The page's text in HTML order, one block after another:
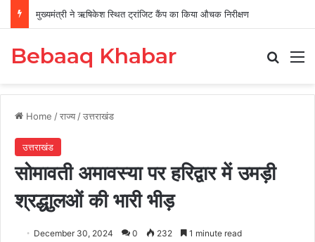
मुख्यमंत्री ने ऋषिकेश स्थित ट्रांजिट कैंप का किया औचक निरीक्षण
Bebaaq Khabar
Home /राज्य /उत्तराखंड
उत्तराखंड
सोमावती अमावस्या पर हरिद्वार में उमड़ी
श्रद्धाुलओं की भारी भीड़
December 30, 2024 0 232 1 minute read